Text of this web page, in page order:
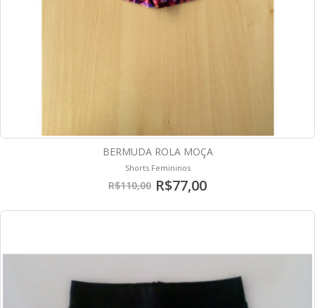
BERMUDA ROLA MOÇA
Shorts Femininos
R$110,00 R$77,00